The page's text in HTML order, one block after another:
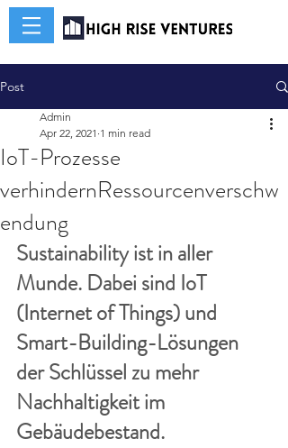
Post
IoT-Prozesse
verhindernRessourcenverschw
endung
Admin
Apr 22, 2021 1 min read
Sustainability ist in aller
Munde. Dabei sind IoT
(Internet of Things) und
Smart-Building-Lösungen
der Schlüssel zu mehr
Nachhaltigkeit im
Gebäudebestand.